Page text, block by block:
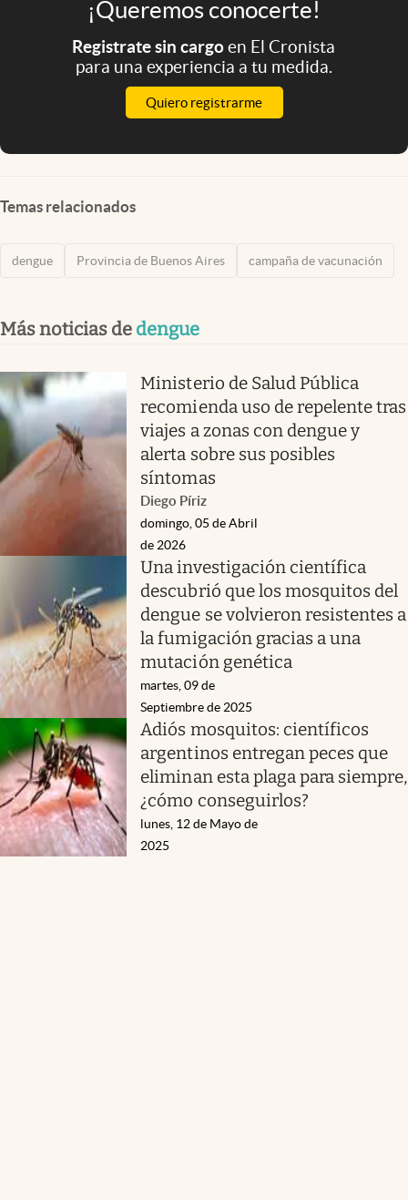
¡Queremos conocerte!
Registrate sin cargoen El Cronista
para una experiencia a tu medida.
Quiero registrarme
Temas relacionados
dengue Provincia de Buenos Aires campaña de vacunación
Más noticias de dengue
Ministerio de Salud Pública
recomienda uso de repelente tras
viajes a zonas con dengue y
alerta sobre sus posibles
síntomas
Diego Píriz
domingo, 05 de Abril
de 2026
Una investigación científica
descubrió que los mosquitos del
dengue se volvieron resistentes a
la fumigación gracias a una
mutación genética
martes, 09 de
Septiembre de 2025
Adiós mosquitos: científicos
argentinos entregan peces que
eliminan esta plaga para siempre,
¿cómo conseguirlos?
lunes, 12 de Mayo de
2025